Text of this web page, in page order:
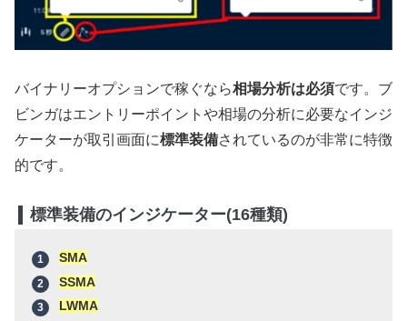
バイナリーオプションで稼ぐなら相場分析は必須です。ブ
ビンガはエントリーポイントや相場の分析に必要なインジ
ケーターが取引画面に標準装備されているのが非常に特徴
的です。
標準装備のインジケーター(16種類)
SMA
SSMA
LWMA